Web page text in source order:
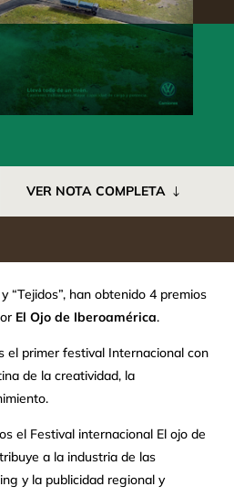
VER NOTA COMPLETA
“Tejidos”, han obtenido 4 premios
El Ojo de Iberoamérica.
el primer festival Internacional con
de la creatividad, la
el Festival internacional El ojo de
a la industria de las
y la publicidad regional y